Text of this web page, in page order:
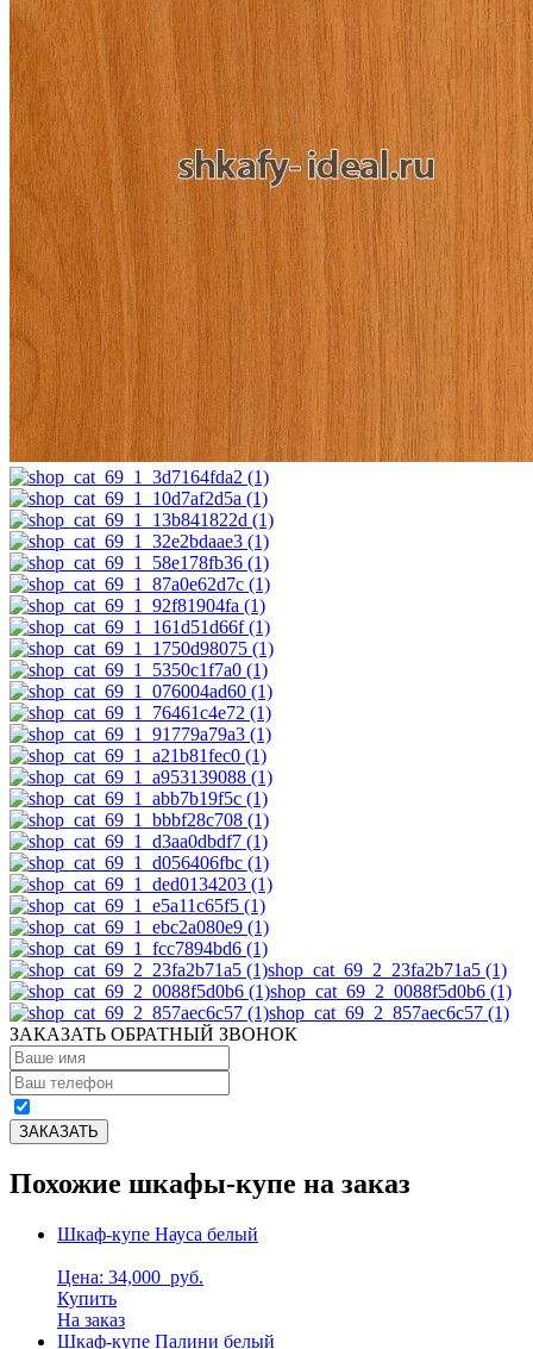
shop_cat_69_2_23fa2b71a5 (1)
shop_cat_69_2_0088f5d0b6 (1)
shop_cat_69_2_857aec6c57 (1)
ЗАКАЗАТЬ ОБРАТНЫЙ ЗВОНОК
Похожие шкафы-купе на заказ
Шкаф-купе Науса белый
Цена: 34,000 руб.
Купить
На заказ
Шкаф-купе Палини белый